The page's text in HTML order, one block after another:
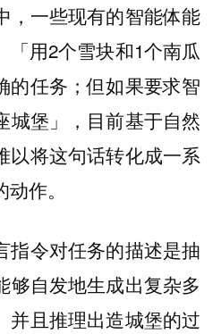
，一些现有的智能体能
「用2个雪块和1个南瓜
的任务；但如果要求智
城堡」
，目前基于自然
以将这句话转化成一系
作。
指令对任务的描述是抽
够自发地生成出复杂多
并且推理出造城堡的过